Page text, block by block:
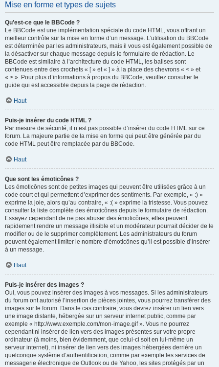
Mise en forme et types de sujets
Qu’est-ce que le BBCode ?
Le BBCode est une implémentation spéciale du code HTML, vous offrant un
meilleur contrôle sur la mise en forme d’un message. L’utilisation du BBCode
est déterminée par les administrateurs, mais il vous est également possible de
la désactiver sur chaque message depuis le formulaire de rédaction. Le
BBCode est similaire à l’architecture du code HTML, les balises sont
contenues entre des crochets « [ » et « ] » à la place des chevrons « < » et
« > ». Pour plus d’informations à propos du BBCode, veuillez consulter le
guide qui est accessible depuis la page de rédaction.
Haut
Puis-je insérer du code HTML ?
Par mesure de sécurité, il n’est pas possible d’insérer du code HTML sur ce
forum. La majeure partie de la mise en forme qui peut être générée par du
code HTML peut être remplacée par du BBCode.
Haut
Que sont les émoticônes ?
Les émoticônes sont de petites images qui peuvent être utilisées grâce à un
code court et qui permettent d’exprimer des sentiments. Par exemple, « :) »
exprime la joie, alors qu’au contraire, « :( » exprime la tristesse. Vous pouvez
consulter la liste complète des émoticônes depuis le formulaire de rédaction.
Essayez cependant de ne pas abuser des émoticônes, elles peuvent
rapidement rendre un message illisible et un modérateur pourrait décider de le
modifier ou de le supprimer complètement. Les administrateurs du forum
peuvent également limiter le nombre d’émoticônes qu’il est possible d’insérer
à un message.
Haut
Puis-je insérer des images ?
Oui, vous pouvez insérer des images à vos messages. Si les administrateurs
du forum ont autorisé l’insertion de pièces jointes, vous pourrez transférer des
images sur le forum. Dans le cas contraire, vous devrez insérer un lien vers
une image distante, hébergée sur un serveur internet public, comme par
exemple « http://www.exemple.com/mon-image.gif ». Vous ne pourrez
cependant ni insérer de lien vers des images présentes sur votre propre
ordinateur (à moins, bien évidemment, que celui-ci soit en lui-même un
serveur internet), ni insérer de lien vers des images hébergées derrière un
quelconque système d’authentification, comme par exemple les services de
messagerie électronique de Outlook ou de Yahoo, les sites protégés par un